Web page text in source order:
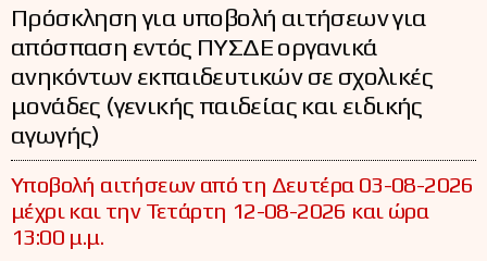
Πρόσκληση για υποβολή αιτήσεων για
απόσπαση εντός ΠΥΣΔΕ οργανικά
ανηκόντων εκπαιδευτικών σε σχολικές
μονάδες (γενικής παιδείας και ειδικής
αγωγής)
Υποβολή αιτήσεων από τη Δευτέρα 03-08-2026
μέχρι και την Τετάρτη 12-08-2026 και ώρα
13:00 μ.μ.